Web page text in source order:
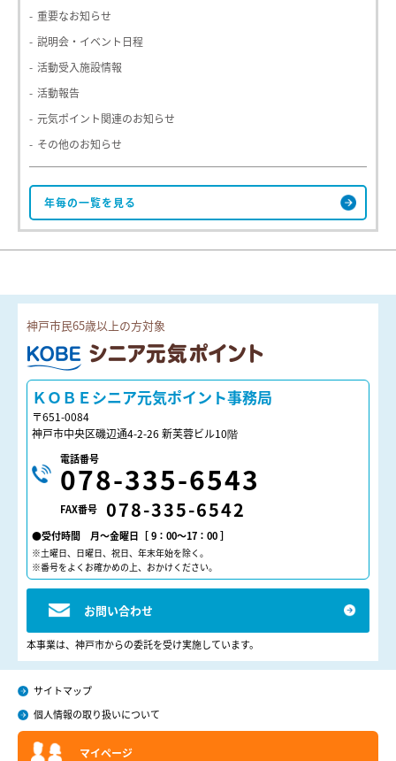
重要なお知らせ
説明会・イベント日程
活動受入施設情報
活動報告
元気ポイント関連のお知らせ
その他のお知らせ
神戸市民65歳以上の方対象
ＫＯＢＥシニア元気ポイント
ＫＯＢＥシニア元気ポイント事務局
〒651-0084
神戸市中央区磯辺通4-2-26 新芙蓉ビル10階
電話番号
078-335-6543
FAX番号 078-335-6542
●受付時間 月～金曜日［ 9：00～17：00 ］
※土曜日、日曜日、祝日、年末年始を除く。
※番号をよくお確かめの上、おかけください。
お問い合わせ
本事業は、神戸市からの委託を受け実施しています。
サイトマップ
個人情報の取り扱いについて
マイページ